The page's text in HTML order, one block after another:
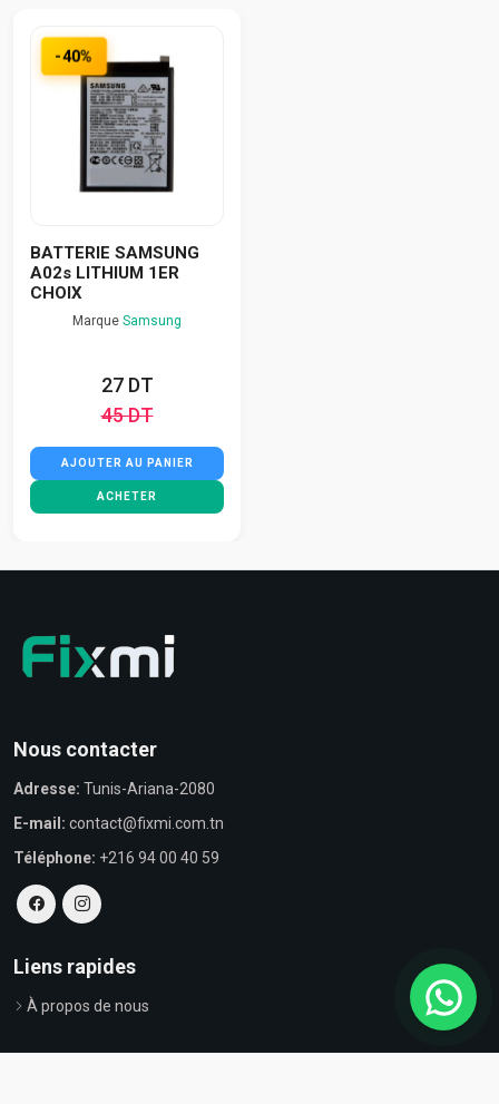
-40%
BATTERIE SAMSUNG
A02s LITHIUM 1ER
CHOIX
Marque Samsung
27 DT
45 DT
AJOUTER AU PANIER
ACHETER
Nous contacter
Adresse: Tunis-Ariana-2080
E-mail: contact@fixmi.com.tn
Téléphone: +216 94 00 40 59
Liens rapides
À propos de nous